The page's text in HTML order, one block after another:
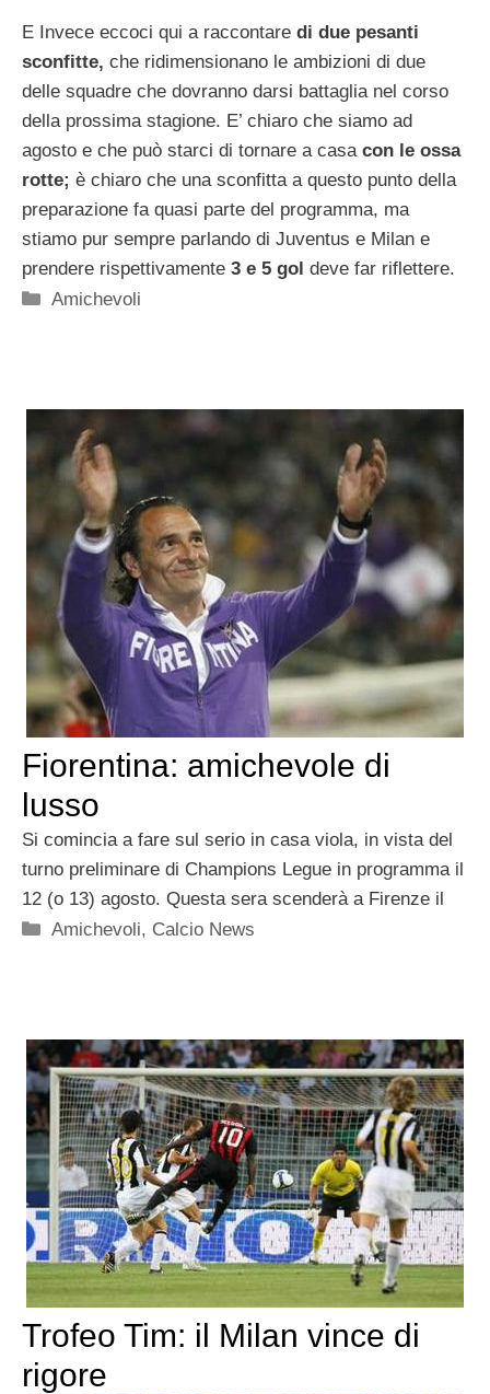
E Invece eccoci qui a raccontare di due pesanti
sconfitte, che ridimensionano le ambizioni di due
delle squadre che dovranno darsi battaglia nel corso
della prossima stagione. E’ chiaro che siamo ad
agosto e che può starci di tornare a casa con le ossa
rotte; è chiaro che una sconfitta a questo punto della
preparazione fa quasi parte del programma, ma
stiamo pur sempre parlando di Juventus e Milan e
prendere rispettivamente 3 e 5 gol deve far riflettere.
Categorie
Amichevoli
Fiorentina: amichevole di
lusso
Si comincia a fare sul serio in casa viola, in vista del
turno preliminare di Champions Legue in programma il
12 (o 13) agosto. Questa sera scenderà a Firenze il
Categorie
Amichevoli, Calcio News
Trofeo Tim: il Milan vince di
rigore